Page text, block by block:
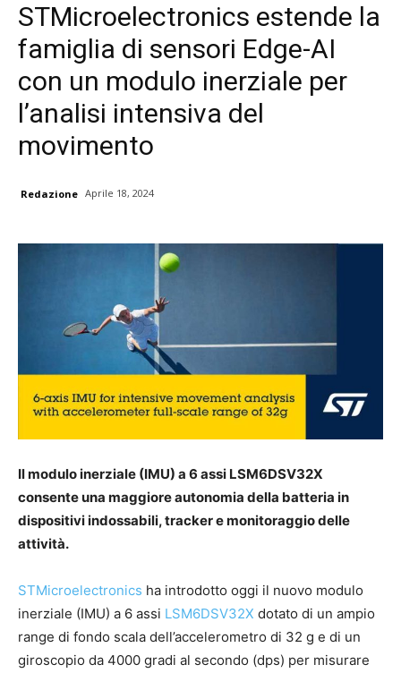
STMicroelectronics estende la
famiglia di sensori Edge-AI
con un modulo inerziale per
l’analisi intensiva del
movimento
Redazione Aprile 18, 2024
Il modulo inerziale (IMU) a 6 assi LSM6DSV32X
consente una maggiore autonomia della batteria in
dispositivi indossabili, tracker e monitoraggio delle
attività.
STMicroelectronics ha introdotto oggi il nuovo modulo
inerziale (IMU) a 6 assi LSM6DSV32X dotato di un ampio
range di fondo scala dell’accelerometro di 32 g e di un
giroscopio da 4000 gradi al secondo (dps) per misurare